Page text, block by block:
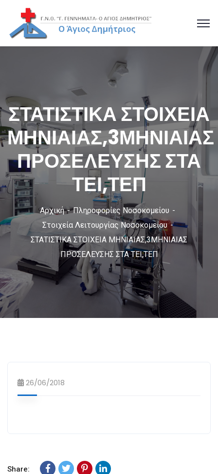
ΣΤΑΤΙΣΤΙΚΑ ΣΤΟΙΧΕΙΑ
ΜΗΝΙΑΙΑΣ,3ΜΗΝΙΑΙΑΣ
ΠΡΟΣΕΛΕΥΣΗΣ ΣΤΑ
ΤΕΙ,ΤΕΠ
Αρχική
Πληροφορίες Νοσοκομείου
Στοιχεία Λειτουργίας Νοσοκομείου
ΣΤΑΤΙΣΤΙΚΑ ΣΤΟΙΧΕΙΑ ΜΗΝΙΑΙΑΣ,3ΜΗΝΙΑΙΑΣ
ΠΡΟΣΕΛΕΥΣΗΣ ΣΤΑ ΤΕΙ,ΤΕΠ
26/06/2018
Share: